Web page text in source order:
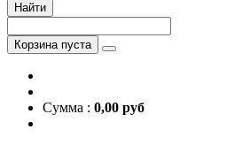
Найти
Корзина пуста
Сумма : 0,00 руб